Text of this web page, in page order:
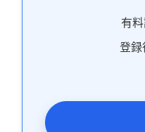
有
登録